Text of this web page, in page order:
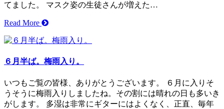
てました。 マスク姿の生徒さんが増えた…
Read More
６月半ば。梅雨入り。
いつもご覧の皆様、ありがとうございます。 ６月に入りそ
うそうに梅雨入りしましたね。その割には晴れの日も多いき
がします。 多湿は非常にギターにはよくなく、正直、毎年